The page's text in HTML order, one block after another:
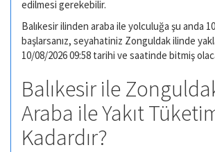
edilmesi gerekebilir.
Balıkesir ilinden araba ile yolculuğa şu anda
başlarsanız, seyahatiniz Zonguldak ilinde
10/08/2026 09:58 tarihi ve saatinde bitmiş
Balıkesir ile
Araba ile Yakıt
Kadardır?